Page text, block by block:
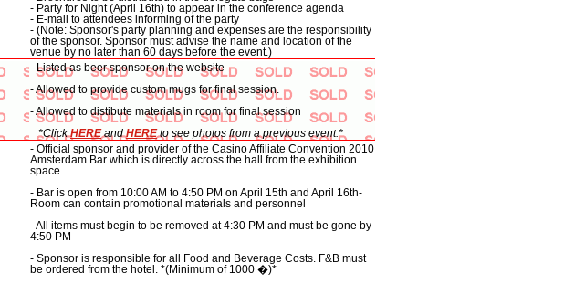
- Party for Night (April 16th) to appear in the conference agenda
- E-mail to attendees informing of the party
- (Note: Sponsor's party planning and expenses are the responsibility
of the sponsor. Sponsor must advise the name and location of the
venue by no later than 60 days before the event.)
- Listed as beer sponsor on the website
- Allowed to provide custom mugs for final session.
- Allowed to distibute materials in room for final session
*ClickHEREandHEREto see photos from a previous event.*
- Official sponsor and provider of the Casino Affiliate Convention 2010
Amsterdam Bar which is directly across the hall from the exhibition
space
- Bar is open from 10:00 AM to 4:50 PM on April 15th and April 16th-
Room can contain promotional materials and personnel
- All items must begin to be removed at 4:30 PM and must be gone by
4:50 PM
- Sponsor is responsible for all Food and Beverage Costs. F&B must
be ordered from the hotel. *(Minimum of 1000 �)*